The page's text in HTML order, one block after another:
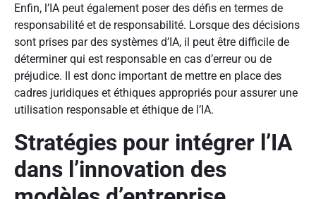
Enfin, l’IA peut également poser des défis en termes de
responsabilité et de responsabilité. Lorsque des décisions
sont prises par des systèmes d’IA, il peut être difficile de
déterminer qui est responsable en cas d’erreur ou de
préjudice. Il est donc important de mettre en place des
cadres juridiques et éthiques appropriés pour assurer une
utilisation responsable et éthique de l’IA.
Stratégies pour intégrer l’IA
dans l’innovation des